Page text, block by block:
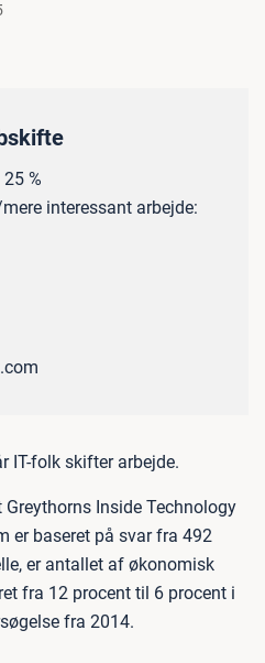
%
interessant arbejde:
IT-folk skifter arbejde.
Inside Technology
er baseret på svar fra 492
er antallet af økonomisk
fra 12 procent til 6 procent i
fra 2014.